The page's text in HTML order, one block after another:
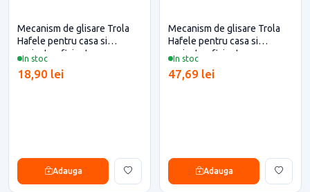
In stoc
Mecanism de glisare Trola
Hafele pentru casa si
proiecte eficiente
18,90 lei
Adauga
In stoc
Mecanism de glisare Trola
Hafele pentru casa si
proiecte eficiente
47,69 lei
Adauga